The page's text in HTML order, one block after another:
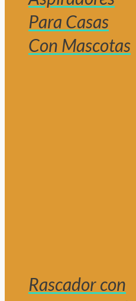
Para Casas
Con Mascotas
Rascador con